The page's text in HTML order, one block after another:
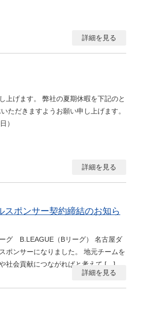
詳細を見る
上げます。 弊社の夏期休暇を下記のと
ただきますようお願い申し上げます。
）
詳細を見る
ポンサー契約締結のお知ら
グ B.LEAGUE（Bリーグ） 名古屋ダ
ポンサーになりました。 地元チームを
社会貢献につながればと考えて […]
詳細を見る